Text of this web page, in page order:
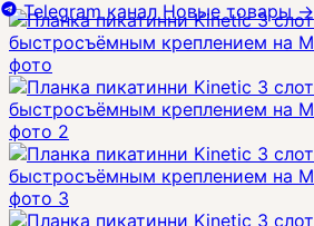
Telegram канал Новые товары→